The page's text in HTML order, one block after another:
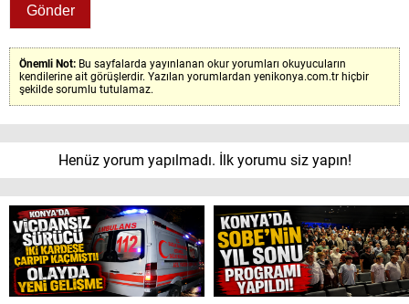
Önemli Not: Bu sayfalarda yayınlanan okur yorumları okuyucuların
kendilerine ait görüşlerdir. Yazılan yorumlardan yenikonya.com.tr hiçbir
şekilde sorumlu tutulamaz.
Henüz yorum yapılmadı. İlk yorumu siz yapın!